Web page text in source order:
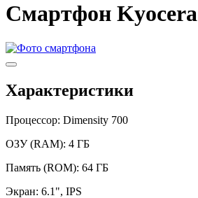
Смартфон
Характеристики
Процессор: Dimensity 700
ОЗУ (RAM): 4 ГБ
Память (ROM): 64 ГБ
Экран: 6.1", IPS